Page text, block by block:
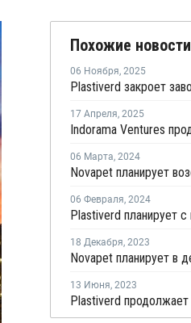
Похожие новости
06 Ноября, 2025
17 Апреля, 2025
06 Марта, 2024
06 Февраля, 2024
18 Декабря, 2023
13 Июня, 2023